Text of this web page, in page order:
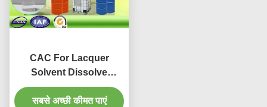
CAC For Lacquer
Solvent Dissolve
Grease Ethylene Glycol
Monoethyl Ether
सबसे अच्छी कीमत पाएं